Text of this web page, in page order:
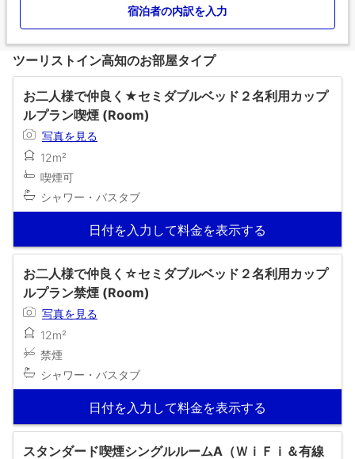
宿泊者の内訳を入力
ツーリストイン高知のお部屋タイプ
お二人様で仲良く★セミダブルベッド２名利用カップ
ルプラン喫煙 (Room)
写真を見る
12m²
喫煙可
シャワー・バスタブ
日付を入力して料金を表示する
お二人様で仲良く☆セミダブルベッド２名利用カップ
ルプラン禁煙 (Room)
写真を見る
12m²
禁煙
シャワー・バスタブ
日付を入力して料金を表示する
スタンダード喫煙シングルルームA（ＷｉＦｉ＆有線